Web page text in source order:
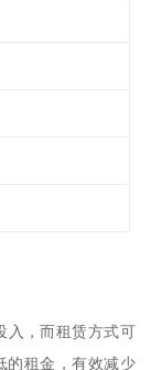
入，而租赁方式可
的租金，有效减少